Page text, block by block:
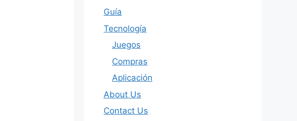
Guía
Tecnología
Juegos
Compras
Aplicación
About Us
Contact Us